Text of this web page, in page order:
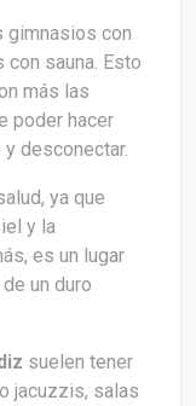
gimnasios con
con sauna. Esto
más las
poder hacer
desconectar.
ya que
y la
es un lugar
un duro
suelen tener
jacuzzis, salas